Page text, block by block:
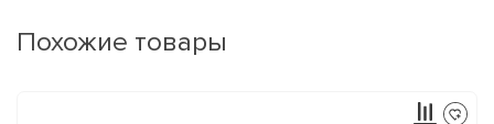
Похожие товары